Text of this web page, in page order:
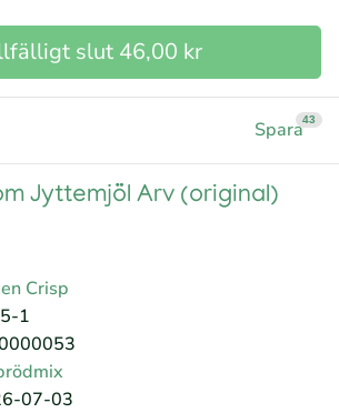
slut 46,00 kr
Spara43
Jyttemjöl Arv (original)
Crisp
1
07-03